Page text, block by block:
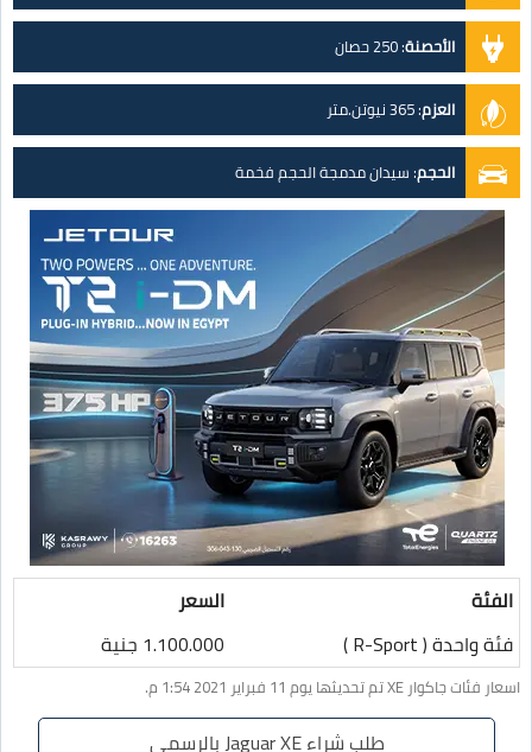
الأحصنة:250 حصان
العزم:365 نيوتن.متر
الحجم:سيدان مدمجة الحجم فخمة
الفئة
السعر
فئة واحدة ( R-Sport )
1.100.000 جنية
اسعار فئات جاكوار XE تم تحديثها يوم 11 فبراير 2021 1:54 م.
طلب شراء Jaguar XE بالرسمي